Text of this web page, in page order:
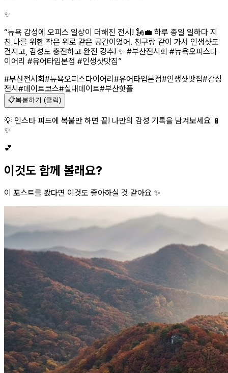
✨
“뉴욕 감성에 오피스 일상이 더해진 전시! 🗽💼 하루 종일 일하다 지
친 나를 위한 작은 위로 같은 공간이었어. 친구랑 같이 가서 인생샷도
건지고, 감성도 충전하고 완전 강추! ✨ #부산전시회 #뉴욕오피스다
이어리 #유어타입본점 #인생샷맛집”
#부산전시회#뉴욕오피스다이어리 #유어타입본점#인생샷맛집#감성
전시 #데이트코스#실내데이트#부산핫플
📋복붙하기 (클릭)
💡 인스타 피드에 복붙만 하면 끝! 나만의 감성 기록을 남겨보세요 📱
✨
💕
이것도 함께 볼래요?
이 포스트를 봤다면 이것도 좋아하실 것 같아요 ✨